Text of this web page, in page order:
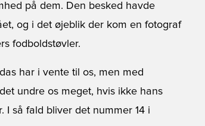
på dem. Den besked havde
og i det øjeblik der kom en fotograf
fodboldstøvler.
har i vente til os, men med
undre os meget, hvis ikke hans
I så fald bliver det nummer 14 i